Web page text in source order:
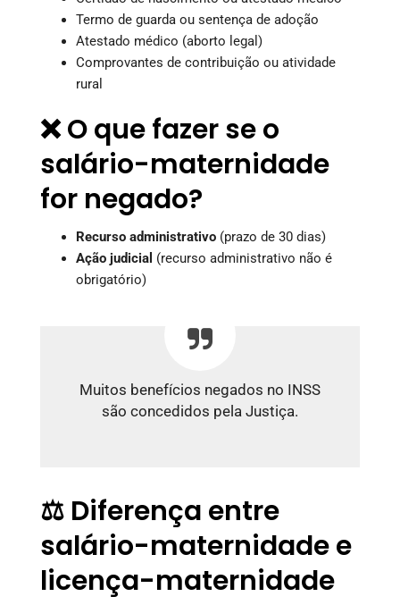
Termo de guarda ou sentença de adoção
Atestado médico (aborto legal)
Comprovantes de contribuição ou atividade
rural
❌ O que fazer se o
salário-maternidade
for negado?
Recurso administrativo (prazo de 30 dias)
Ação judicial (recurso administrativo não é
obrigatório)
Muitos benefícios negados no INSS
são concedidos pela Justiça.
⚖️ Diferença entre
salário-maternidade e
licença-maternidade